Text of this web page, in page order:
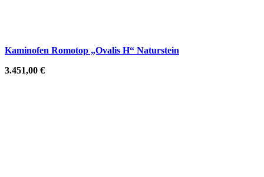
Kaminofen Romotop „Ovalis H“ Naturstein
3.451,00 €